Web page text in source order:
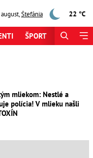
august,Štefánia 22 °C
ŠPORT
mliekom: Nestlé a
polícia! V mlieku našli